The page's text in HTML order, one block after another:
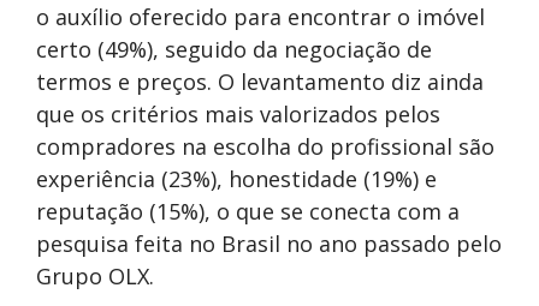
o auxílio oferecido para encontrar o imóvel
certo (49%), seguido da negociação de
termos e preços. O levantamento diz ainda
que os critérios mais valorizados pelos
compradores na escolha do profissional são
experiência (23%), honestidade (19%) e
reputação (15%), o que se conecta com a
pesquisa feita no Brasil no ano passado pelo
Grupo OLX.